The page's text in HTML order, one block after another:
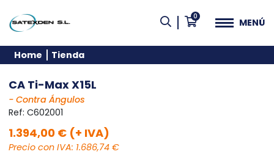
0
MENÚ
Home Tienda
CA Ti-Max X15L
- Contra Ángulos
Ref: C602001
1.394,00 € (+ IVA)
Precio con IVA: 1.686,74 €